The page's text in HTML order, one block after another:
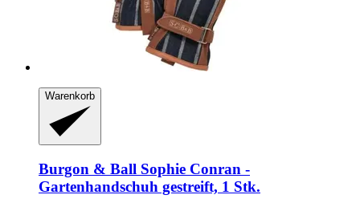
Warenkorb
Burgon & Ball Sophie Conran -​
Gartenhandschuh gestreift, 1 Stk.